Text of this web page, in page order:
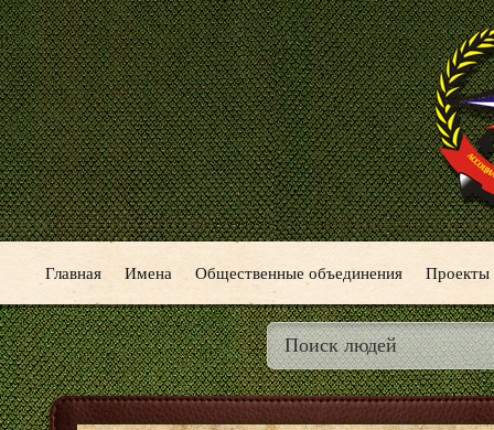
Главная Имена Общественные объединения Проекты